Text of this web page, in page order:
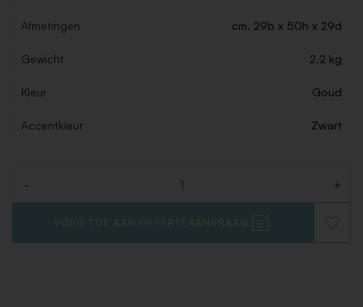
Afmetingen cm. 29b x 50h x 29d
Gewicht 2.2 kg
Kleur Goud
Accentkleur Zwart
- +
VOEG TOE AAN OFFERTEAANVRAAG
TOE